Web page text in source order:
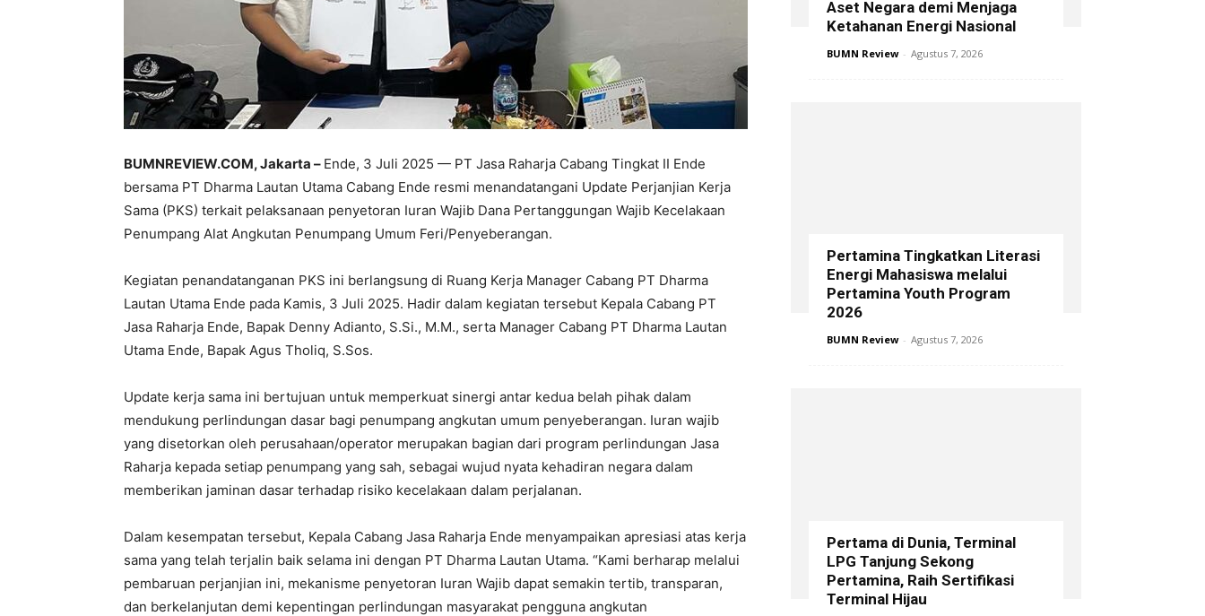
BUMNREVIEW.COM, Jakarta – Ende, 3 Juli 2025 — PT Jasa Raharja Cabang Tingkat II Ende
bersama PT Dharma Lautan Utama Cabang Ende resmi menandatangani Update Perjanjian Kerja
Sama (PKS) terkait pelaksanaan penyetoran Iuran Wajib Dana Pertanggungan Wajib Kecelakaan
Penumpang Alat Angkutan Penumpang Umum Feri/Penyeberangan.
Kegiatan penandatanganan PKS ini berlangsung di Ruang Kerja Manager Cabang PT Dharma
Lautan Utama Ende pada Kamis, 3 Juli 2025. Hadir dalam kegiatan tersebut Kepala Cabang PT
Jasa Raharja Ende, Bapak Denny Adianto, S.Si., M.M., serta Manager Cabang PT Dharma Lautan
Utama Ende, Bapak Agus Tholiq, S.Sos.
Update kerja sama ini bertujuan untuk memperkuat sinergi antar kedua belah pihak dalam
mendukung perlindungan dasar bagi penumpang angkutan umum penyeberangan. Iuran wajib
yang disetorkan oleh perusahaan/operator merupakan bagian dari program perlindungan Jasa
Raharja kepada setiap penumpang yang sah, sebagai wujud nyata kehadiran negara dalam
memberikan jaminan dasar terhadap risiko kecelakaan dalam perjalanan.
Dalam kesempatan tersebut, Kepala Cabang Jasa Raharja Ende menyampaikan apresiasi atas kerja
sama yang telah terjalin baik selama ini dengan PT Dharma Lautan Utama. “Kami berharap melalui
pembaruan perjanjian ini, mekanisme penyetoran Iuran Wajib dapat semakin tertib, transparan,
dan berkelanjutan demi kepentingan perlindungan masyarakat pengguna angkutan
Aset Negara demi Menjaga
Ketahanan Energi Nasional
BUMN Review - Agustus 7, 2026
Pertamina Tingkatkan Literasi
Energi Mahasiswa melalui
Pertamina Youth Program
2026
BUMN Review - Agustus 7, 2026
Pertama di Dunia, Terminal
LPG Tanjung Sekong
Pertamina, Raih Sertifikasi
Terminal Hijau